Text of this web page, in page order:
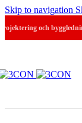
Skip to navigation
och